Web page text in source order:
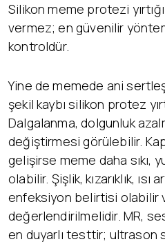
Silikon meme protezi
vermez; en güvenilir
kontroldür.
Yine de memede ani
şekil kaybı silikon protez
Dalgalanma, dolgunluk
değiştirmesi görülebilir.
gelişirse meme daha sıkı,
olabilir. Şişlik, kızarıklık, ısı
enfeksiyon belirtisi olabilir
değerlendirilmelidir. MR,
en duyarlı testtir; ultrason